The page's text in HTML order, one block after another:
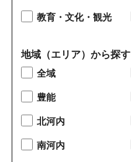
教育・文化・観光
地域（エリア）から探す
全域
豊能
北河内
南河内